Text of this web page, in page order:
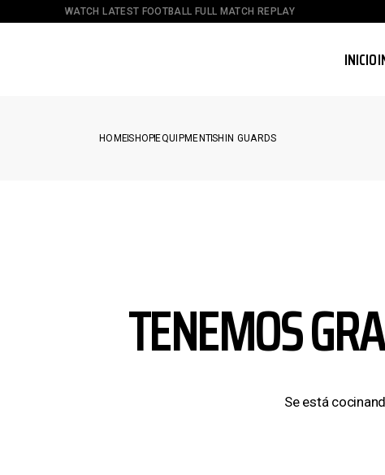
WATCH LATEST FOOTBALL FULL MATCH REPLAY
INICIO
HOMESHOP EQUIPMENTSHIN GUARDS
TENEMOS
Se está